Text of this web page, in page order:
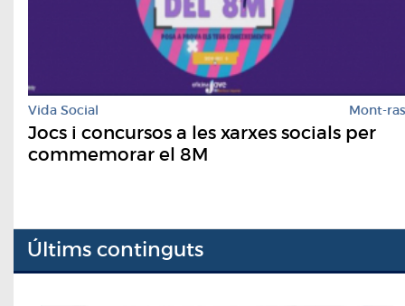
Vida Social Mont-ras
Jocs i concursos a les xarxes socials per
commemorar el 8M
Últims continguts